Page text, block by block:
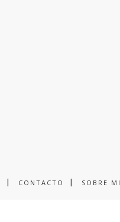
CONTACTO SOBRE MI